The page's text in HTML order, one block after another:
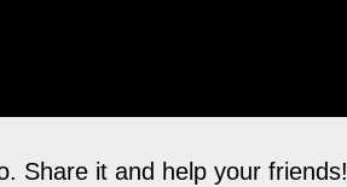
Share it and help your friends!